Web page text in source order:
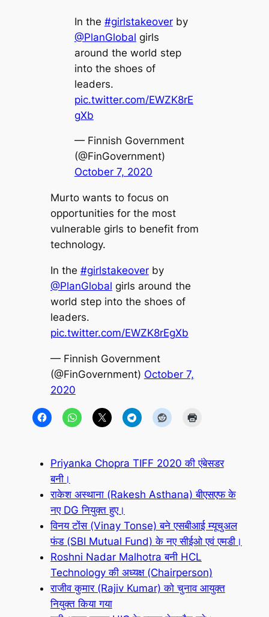
In the #girlstakeoverby
@PlanGlobal girls
around the world step
into the shoes of
leaders.
pic.twitter.com/EWZK8rE
gXb
— Finnish Government
(@FinGovernment)
October 7, 2020
Murto wants to focus on
opportunities for the most
vulnerable girls to benefit from
technology.
In the #girlstakeoverby
@PlanGlobal girls around the
world step into the shoes of
leaders.
pic.twitter.com/EWZK8rEgXb
— Finnish Government
(@FinGovernment) October 7,
2020
Priyanka Chopra TIFF 2020 की एंबेसडर
बनी।
राकेश अस्थाना (Rakesh Asthana) बीएसएफ के
नए DG नियुक्त हुए।
विनय टोंस (Vinay Tonse) बने एसबीआई म्यूचुअल
फंड (SBI Mutual Fund) के नए सीईओ एवं एमडी।
Roshni Nadar Malhotra बनी HCL
Technology की अध्यक्ष (Chairperson)
राजीव कुमार (Rajiv Kumar) को चुनाव आयुक्त
नियुक्त किया गया